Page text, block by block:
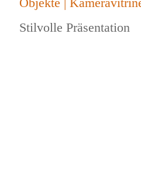
Stilvolle Präsentation